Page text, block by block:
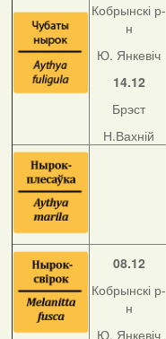
Кобрынскі р-
н
Ю. Янкевіч
14.12
Брэст
Н.Вахній
08.12
Кобрынскі р-
н
Ю. Янкевіч